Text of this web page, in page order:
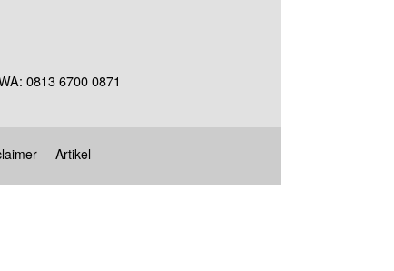
0813 6700 0871
Artikel